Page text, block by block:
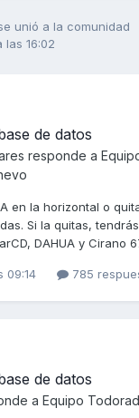
unió a la comunidad
las 16:02
de datos
responde a
en la horizontal o
Si la quitas,
DAHUA y Cirano
09:14 785
de datos
a Equipo